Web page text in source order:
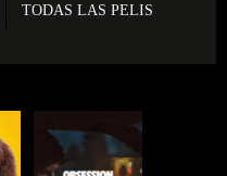
TODAS LAS PELIS